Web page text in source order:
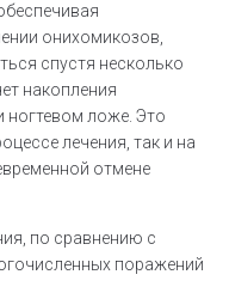
онихомикозов,
спустя несколько
накопления
ногтевом ложе. Это
лечения, так и на
отмене
по сравнению с
поражений